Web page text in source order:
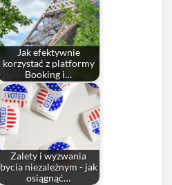
Jak efektywnie
korzystać z platformy
Booking i…
Zalety i wyzwania
bycia niezależnym - jak
osiągnąć…